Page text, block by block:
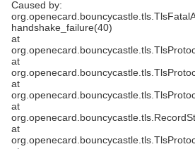
Caused by:
handshake_failure(40)
at
at
at
at
at